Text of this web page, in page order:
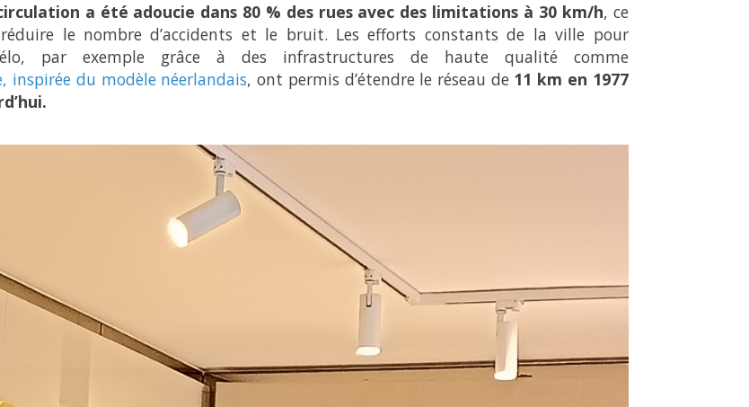
a été adoucie dans 80 % des rues avec des limitations à 30 km/h, ce
le nombre d’accidents et le bruit. Les efforts constants de la ville pour
par exemple grâce à des infrastructures de haute qualité comme
inspirée du modèle néerlandais, ont permis d’étendre le réseau de 11 km en 1977